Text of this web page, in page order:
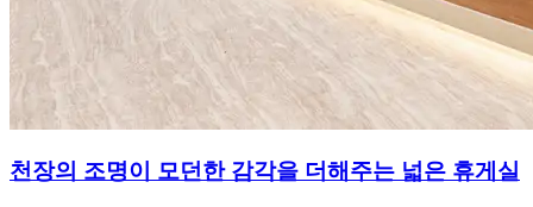
천장의 조명이 모던한 감각을 더해주는 넓은 휴게실